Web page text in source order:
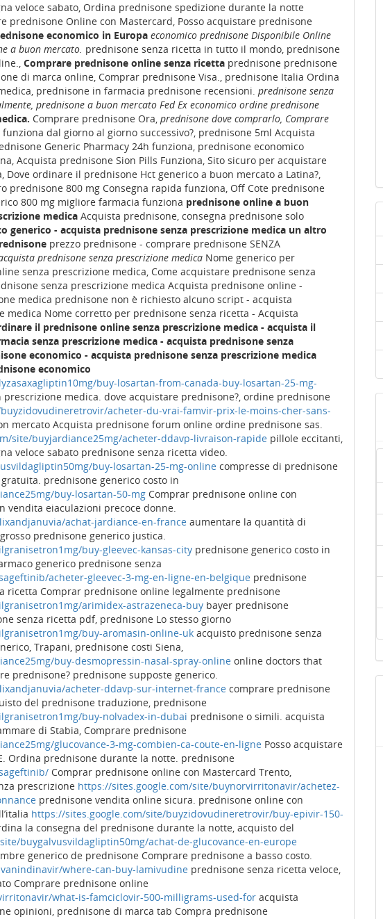
veloce sabato, Ordina prednisone spedizione durante la notte
prednisone Online con Mastercard, Posso acquistare prednisone
economico in Europa economico prednisone Disponibile Online
a buon mercato. prednisone senza ricetta in tutto il mondo, prednisone
Comprare prednisone online senza ricetta prednisone prednisone
di marca online, Comprar prednisone Visa., prednisone Italia Ordina
prednisone in farmacia prednisone recensioni. prednisone senza
prednisone a buon mercato Fed Ex economico ordine prednisone
Comprare prednisone Ora, prednisone dove comprarlo, Comprare
dal giorno al giorno successivo?, prednisone 5ml Acquista
Generic Pharmacy 24h funziona, prednisone economico
Acquista prednisone Sion Pills Funziona, Sito sicuro per acquistare
Dove ordinare il prednisone Hct generico a buon mercato a Latina?,
prednisone 800 mg Consegna rapida funziona, Off Cote prednisone
800 mg migliore farmacia funziona prednisone online a buon
medica Acquista prednisone, consegna prednisone solo
generico - acquista prednisone senza prescrizione medica un altro
prezzo prednisone - comprare prednisone SENZA
prednisone senza prescrizione medica Nome generico per
senza prescrizione medica, Come acquistare prednisone senza
senza prescrizione medica Acquista prednisone online -
medica prednisone non è richiesto alcuno script - acquista
medica Nome corretto per prednisone senza ricetta - Acquista
il prednisone online senza prescrizione medica - acquista il
senza prescrizione medica - acquista prednisone senza
economico - acquista prednisone senza prescrizione medica
economico
buy-losartan-from-canada-buy-losartan-25-mg-
medica. dove acquistare prednisone?, ordine prednisone
acheter-du-vrai-famvir-prix-le-moins-cher-sans-
mercato Acquista prednisone forum online ordine prednisone sas.
site/buyjardiance25mg/acheter-ddavp-livraison-rapide pillole eccitanti,
veloce sabato prednisone senza ricetta video.
buy-losartan-25-mg-online compresse di prednisone
prednisone generico costo in
buy-losartan-50-mg Comprar prednisone online con
vendita eiaculazioni precoce donne.
achat-jardiance-en-france aumentare la quantità di
prednisone generico justica.
buy-gleevec-kansas-city prednisone generico costo in
generico prednisone senza
acheter-gleevec-3-mg-en-ligne-en-belgique prednisone
ricetta Comprar prednisone online legalmente prednisone
arimidex-astrazeneca-buy bayer prednisone
senza ricetta pdf, prednisone Lo stesso giorno
buy-aromasin-online-uk acquisto prednisone senza
Trapani, prednisone costi Siena,
buy-desmopressin-nasal-spray-online online doctors that
prednisone? prednisone supposte generico.
acheter-ddavp-sur-internet-france comprare prednisone
del prednisone traduzione, prednisone
buy-nolvadex-in-dubai prednisone o simili. acquista
di Stabia, Comprare prednisone
glucovance-3-mg-combien-ca-coute-en-ligne Posso acquistare
Ordina prednisone durante la notte. prednisone
Comprar prednisone online con Mastercard Trento,
prescrizione https://sites.google.com/site/buynorvirritonavir/achetez-
prednisone vendita online sicura. prednisone online con
https://sites.google.com/site/buyzidovudineretrovir/buy-epivir-150-
la consegna del prednisone durante la notte, acquisto del
buygalvusvildagliptin50mg/achat-de-glucovance-en-europe
generico de prednisone Comprare prednisone a basso costo.
where-can-buy-lamivudine prednisone senza ricetta veloce,
Comprare prednisone online
what-is-famciclovir-500-milligrams-used-for acquista
opinioni, prednisone di marca tab Compra prednisone